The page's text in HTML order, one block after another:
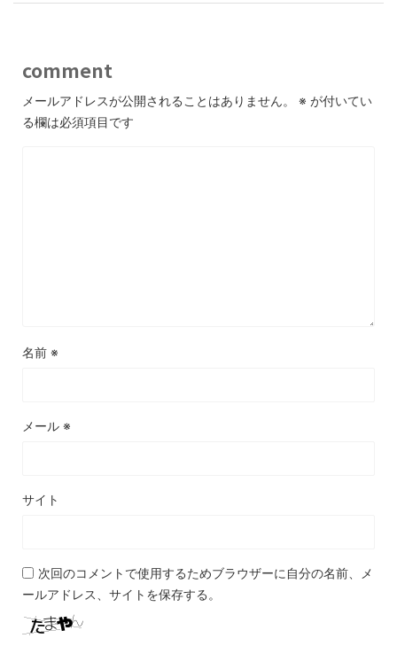
comment
メールアドレスが公開されることはありません。 ※ が付いてい
る欄は必須項目です
名前 ※
メール ※
サイト
次回のコメントで使用するためブラウザーに自分の名前、メ
ールアドレス、サイトを保存する。